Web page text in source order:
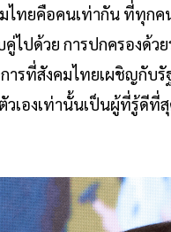
ไทยคือคนเท่ากัน ที่ทุก
ไปด้วย การปกครองด้
ารที่สังคมไทยเผชิญกับ
วเองเท่านั้นเป็นผู้ที่รู้ดีที่